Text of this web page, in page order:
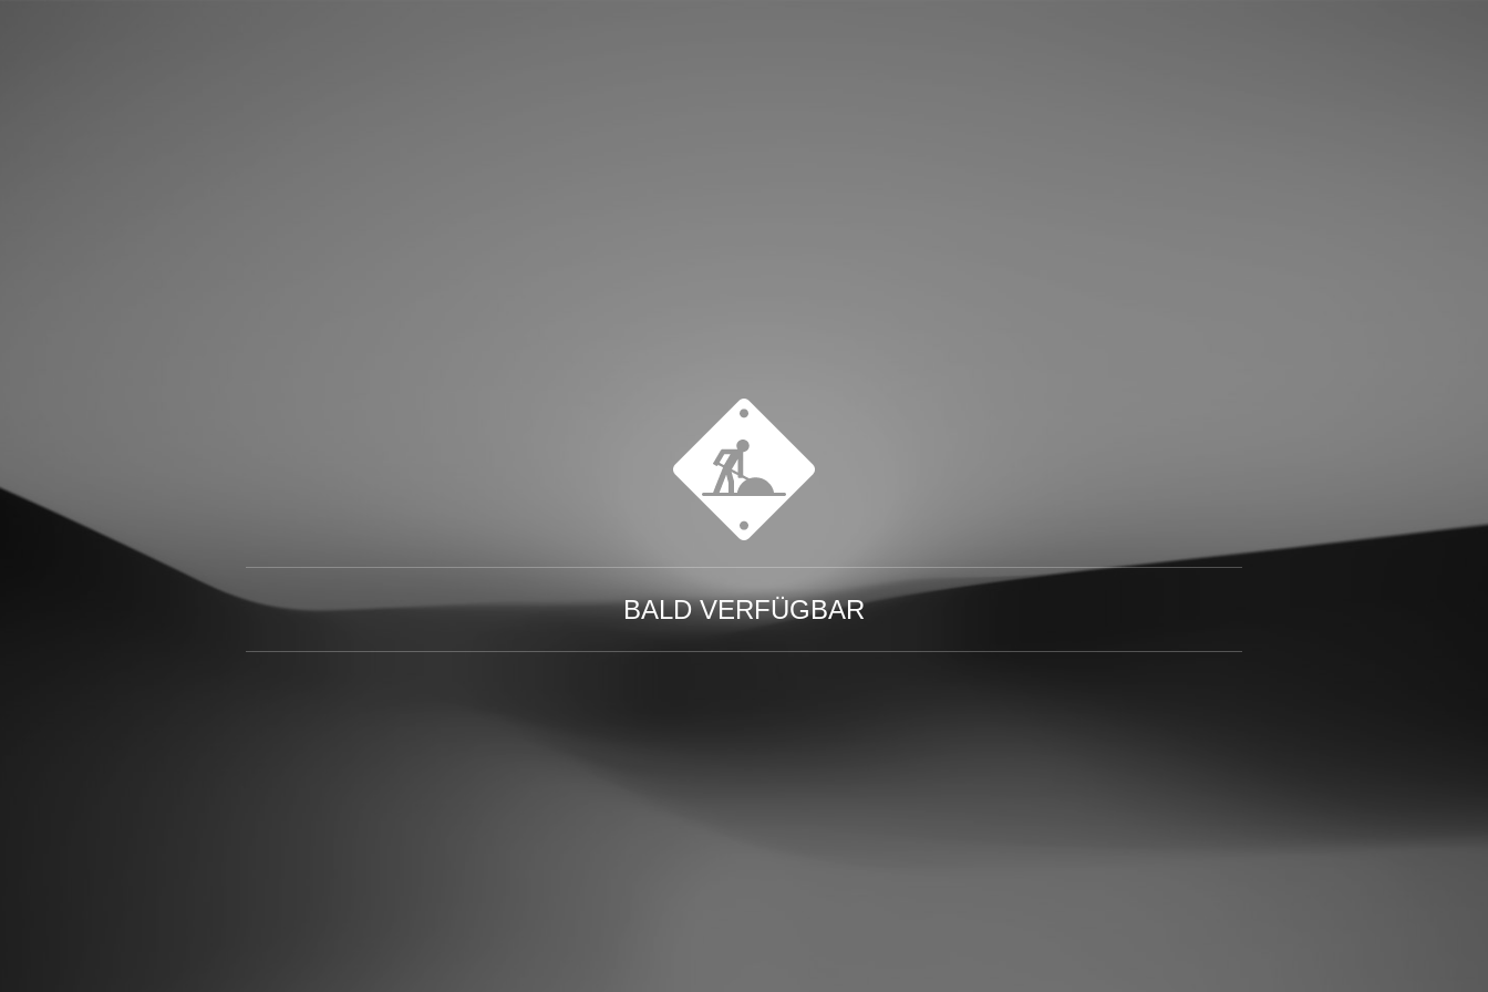
BALD VERFÜGBAR